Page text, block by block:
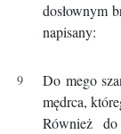
dosłownym
napisany:
Do mego
mędrca,
Również